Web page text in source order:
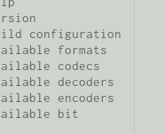
configuration
formats
codecs
decoders
encoders
bit